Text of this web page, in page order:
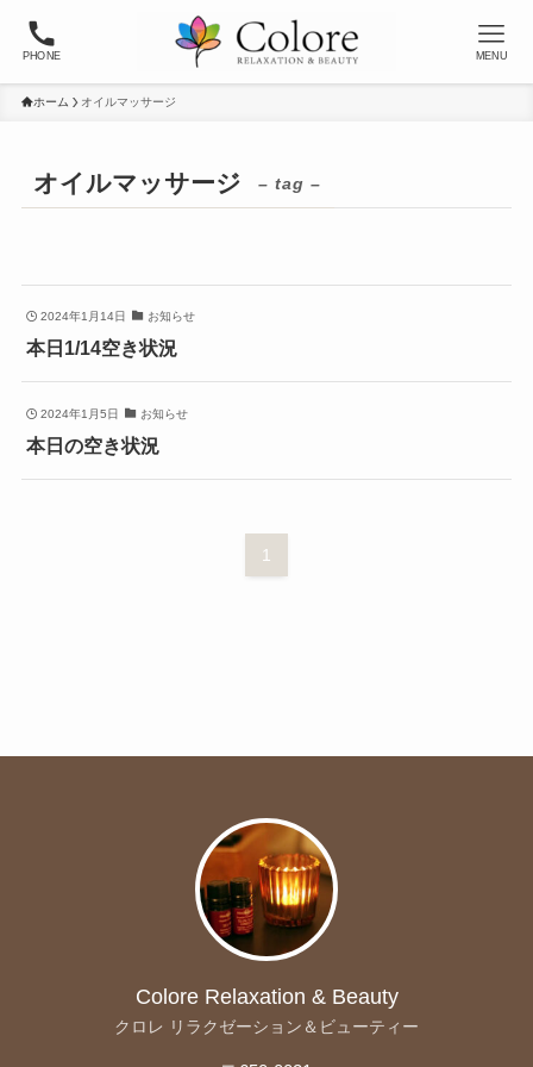
PHONE MENU
ホーム オイルマッサージ
オイルマッサージ – tag –
2024年1月14日 お知らせ
本日1/14空き状況
2024年1月5日 お知らせ
本日の空き状況
1
Colore Relaxation & Beauty
クロレ リラクゼーション＆ビューティー